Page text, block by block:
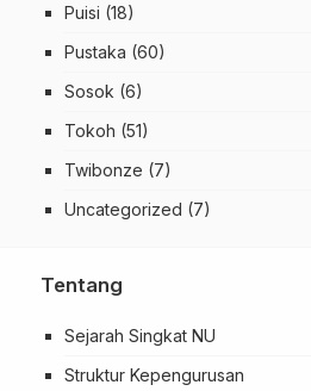
Puisi (18)
Pustaka (60)
Sosok (6)
Tokoh (51)
Twibonze (7)
Uncategorized (7)
Tentang
Sejarah Singkat NU
Struktur Kepengurusan